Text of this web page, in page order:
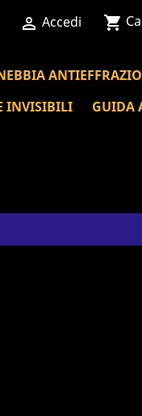
 Accedi shopping_cart
INVISIBILI GUIDA